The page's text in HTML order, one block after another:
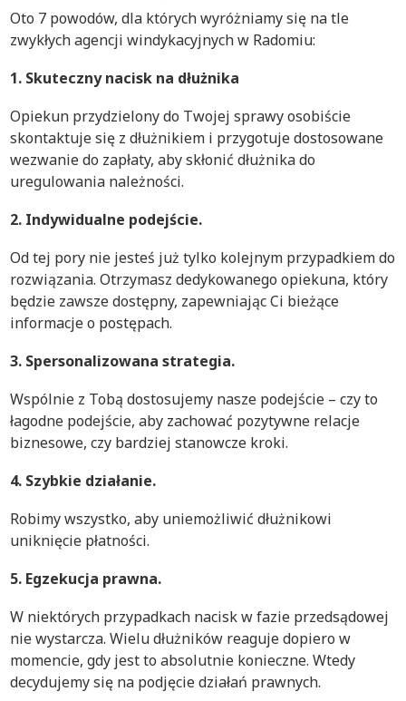
Oto 7 powodów, dla których wyróżniamy się na tle
zwykłych agencji windykacyjnych w Radomiu:
1. Skuteczny nacisk na dłużnika
Opiekun przydzielony do Twojej sprawy osobiście
skontaktuje się z dłużnikiem i przygotuje dostosowane
wezwanie do zapłaty, aby skłonić dłużnika do
uregulowania należności.
2. Indywidualne podejście.
Od tej pory nie jesteś już tylko kolejnym przypadkiem do
rozwiązania. Otrzymasz dedykowanego opiekuna, który
będzie zawsze dostępny, zapewniając Ci bieżące
informacje o postępach.
3. Spersonalizowana strategia.
Wspólnie z Tobą dostosujemy nasze podejście – czy to
łagodne podejście, aby zachować pozytywne relacje
biznesowe, czy bardziej stanowcze kroki.
4. Szybkie działanie.
Robimy wszystko, aby uniemożliwić dłużnikowi
uniknięcie płatności.
5. Egzekucja prawna.
W niektórych przypadkach nacisk w fazie przedsądowej
nie wystarcza. Wielu dłużników reaguje dopiero w
momencie, gdy jest to absolutnie konieczne. Wtedy
decydujemy się na podjęcie działań prawnych.